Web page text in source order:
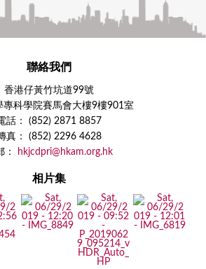
聯絡我們
香港仔黃竹坑道99號
專科學院賽馬會大樓9樓901室
話： (852) 2871 8857
真： (852) 2296 4628
：
hkjcdpri@hkam.org.hk
相片集